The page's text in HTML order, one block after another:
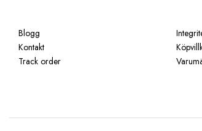
Blogg
Kontakt
Track order